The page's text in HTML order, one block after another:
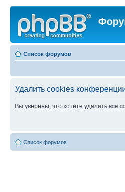
Список форумов
Удалить cookies
Вы уверены, что хотите удалить
Список форумов